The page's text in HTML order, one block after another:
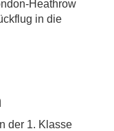
Heathrow
in die
der 1. Klasse